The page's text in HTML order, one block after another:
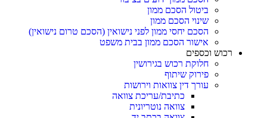
ביטול הסכם ממון
שינוי הסכם ממון
הסכם יחסי ממון לפני נישואין (הסכם טרום נישואין)
אישור הסכם ממון בבית משפט
רכוש וכספים
חלוקת רכוש בגירושין
פירוק שיתוף
עורך דין צוואות וירושות
כתיבת/עריכת צוואה
צוואה נוטריונית